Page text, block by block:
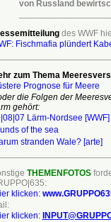
von Russland
des WWF
Fischmafia plündert
zum Thema
Prognose für Meere
die Folgen der
gehört:
Lärm-Nordsee [WWF]
of the sea
stranden Wale? [arte]
THEMENFOTOS
klicken:
klicken: